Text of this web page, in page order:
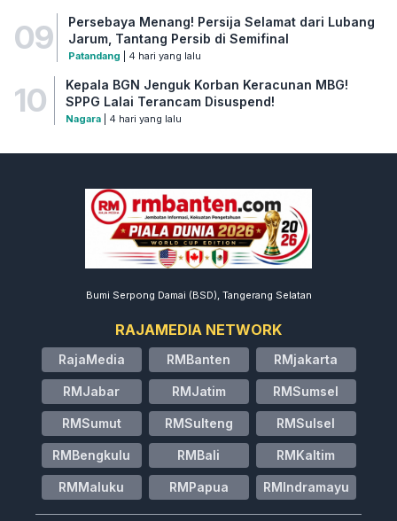
09
Persebaya Menang! Persija Selamat dari Lubang
Jarum, Tantang Persib di Semifinal
Patandang | 4 hari yang lalu
10
Kepala BGN Jenguk Korban Keracunan MBG!
SPPG Lalai Terancam Disuspend!
Nagara| 4 hari yang lalu
Bumi Serpong Damai (BSD), Tangerang Selatan
RAJAMEDIA NETWORK
RajaMedia RMBanten RMjakarta
RMJabar RMJatim RMSumsel
RMSumut RMSulteng RMSulsel
RMBengkulu RMBali RMKaltim
RMMaluku RMPapua RMIndramayu